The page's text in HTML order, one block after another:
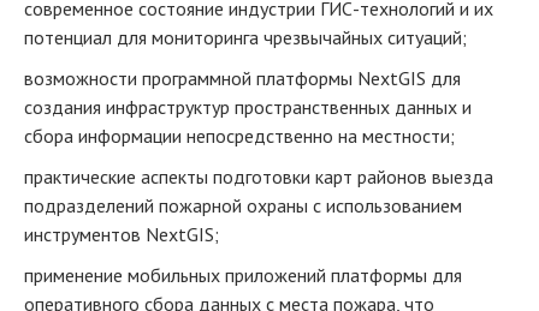
современное состояние индустрии ГИС-технологий и их
потенциал для мониторинга чрезвычайных ситуаций;
возможности программной платформы NextGIS для
создания инфраструктур пространственных данных и
сбора информации непосредственно на местности;
практические аспекты подготовки карт районов выезда
подразделений пожарной охраны с использованием
инструментов NextGIS;
применение мобильных приложений платформы для
оперативного сбора данных с места пожара, что